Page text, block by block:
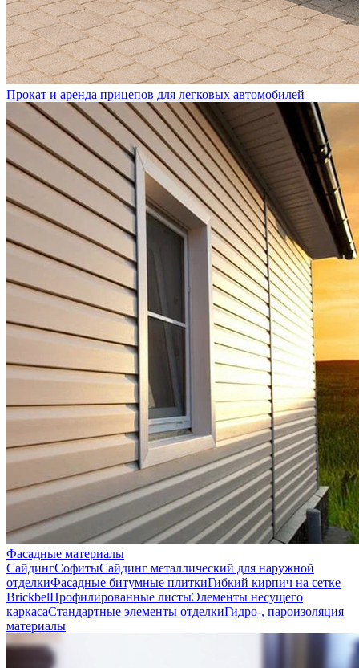
Прокат и аренда прицепов для легковых автомобилей
Фасадные материалы
СайдингСофитыСайдинг металлический для наружной
отделкиФасадные битумные плиткиГибкий кирпич на сетке
BrickbelПрофилированные листыЭлементы несущего
каркасаСтандартные элементы отделкиГидро-, пароизоляция
материалы